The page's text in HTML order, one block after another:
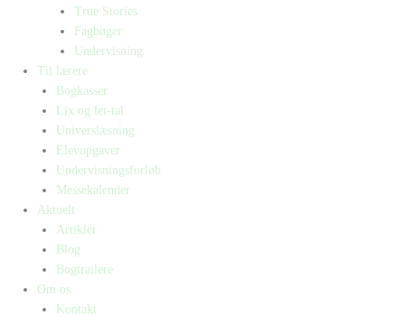
True Stories
Fagbøger
Undervisning
Til lærere
Bogkasser
Lix og let-tal
Universlæsning
Elevopgaver
Undervisningsforløb
Messekalender
Aktuelt
Artikler
Blog
Bogtrailere
Om os
Kontakt